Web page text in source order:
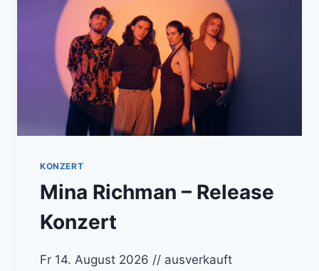
KONZERT
Mina Richman – Release
Konzert
Fr 14. August 2026 // ausverkauft